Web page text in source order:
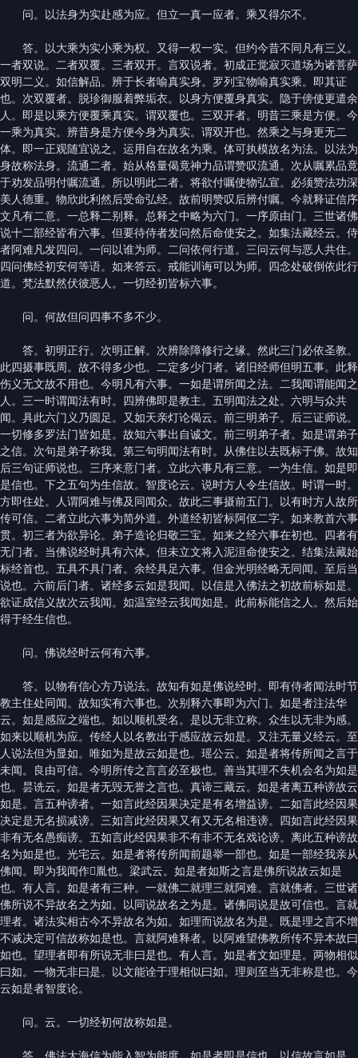
问。以法身为实赴感为应。但立一真一应者。乘又得尔不。
答。以大乘为实小乘为权。又得一权一实。但约今昔不同凡有三义。
一者双说。二者双覆。三者双开。言双说者。初成正觉寂灭道场为诸菩萨
双明二义。如信解品。辨于长者喻真实身。罗列宝物喻真实乘。即其证
也。次双覆者。脱珍御服着弊垢衣。以身方便覆身真实。隐于傍使更遣余
人。即是以乘方便覆乘真实。谓双覆也。三双开者。明昔三乘是方便。今
一乘为真实。辨昔身是方便今身为真实。谓双开也。然乘之与身更无二
体。即一正观随宜说之。运用自在故名为乘。体可执模故名为法。以法为
身故称法身。流通二者。始从格量偈竟神力品谓赞叹流通。次从嘱累品竟
于劝发品明付嘱流通。所以明此二者。将欲付嘱使物弘宣。必须赞法功深
美人德重。物欣此利然后受命弘经。故前明赞叹后辨付嘱。今就释证信序
文凡有二意。一总释二别释。总释之中略为六门。一序原由门。三世诸佛
说十二部经皆有六事。但要待侍者发问然后命使安之。如集法藏经云。侍
者阿难凡发四问。一问以谁为师。二问依何行道。三问云何与恶人共住。
四问佛经初安何等语。如来答云。戒能训诲可以为师。四念处破倒依此行
道。梵法默然伏彼恶人。一切经初皆标六事。
问。何故但问四事不多不少。
答。初明正行。次明正解。次辨除障修行之缘。然此三门必依圣教。
此四摄事既周。故不得多少也。二定多少门者。诸旧经师但明五事。此释
伤义无文故不用也。今明凡有六事。一如是谓所闻之法。二我闻谓能闻之
人。三一时谓闻法有时。四辨佛即是教主。五明闻法之处。六明与众共
闻。具此六门义乃圆足。又如天亲灯论偈云。前三明弟子。后三证师说。
一切修多罗法门皆如是。故知六事出自诚文。前三明弟子者。如是谓弟子
之信。次句是弟子称我。第三句明闻法有时。从佛住以去既标于佛。故知
后三句证师说也。三序来意门者。立此六事凡有三意。一为生信。如是即
是信也。下之五句为生信故。智度论云。说时方人令生信故。时谓一时。
方即住处。人谓阿难与佛及同闻众。故此三事摄前五门。以有时方人故所
传可信。二者立此六事为简外道。外道经初皆标阿伛二字。如来教首六事
贯。初三者为欲异论。弟子造论归敬三宝。如来之经六事在初也。四者有
无门者。当佛说经时具有六体。但未立文将入泥洹命使安之。结集法藏始
标经首也。五具不具门者。余经具足六事。但金光明经略无同闻。至后当
说也。六前后门者。诸经多云如是我闻。以信是入佛法之初故前标如是。
欲证成信义故次云我闻。如温室经云我闻如是。此前标能信之人。然后始
得于经生信也。
问。佛说经时云何有六事。
答。以物有信心方乃说法。故知有如是佛说经时。即有侍者闻法时节
教主住处同闻。故知实有六事也。次别释六事即为六门。如是者注法华
云。如是感应之端也。如以顺机受名。是以无非立称。众生以无非为感。
如来以顺机为应。传经人以名教出于感应故云如是。又注无量义经云。至
人说法但为显如。唯如为是故云如是也。瑶公云。如是者将传所闻之言于
未闻。良由可信。今明所传之言言必至极也。善当其理不失机会名为如是
也。昙诜云。如是者无毁无誉之言也。真谛三藏云。如是者离五种谤故云
如是。言五种谤者。一如言此经因果决定是有名增益谤。二如言此经因果
决定是无名损减谤。三如言此经因果又有又无名相违谤。四如言此经因果
非有无名愚痴谤。五如言此经因果非不有非不无名戏论谤。离此五种谤故
名为如是也。光宅云。如是者将传所闻前题举一部也。如是一部经我亲从
佛闻。即为我闻作𠱚胤也。梁武云。如是者如斯之言是佛所说故云如是
也。有人言。如是者有三种。一就佛二就理三就阿难。言就佛者。三世诸
佛所说不异故名之为如。以同说故名之为是。诸佛同说是故可信也。言就
理者。诸法实相古今不异故名为如。如理而说故名为是。既是理之言不增
不减决定可信故称如是也。言就阿难释者。以阿难望佛教所传不异本故曰
如也。望理者即有所说无非曰是也。有人言。如是者文如理是。两物相似
曰如。一物无非曰是。以文能诠于理相似曰如。理则至当无非称是也。今
云如是者智度论。
问。云。一切经初何故称如是。
答。佛法大海信为能入智为能度。如是者即是信也。以信故言如是。